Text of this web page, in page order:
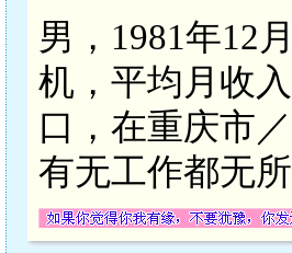
男，1981年12
机，平均月收
口，在重庆市
有无工作都无